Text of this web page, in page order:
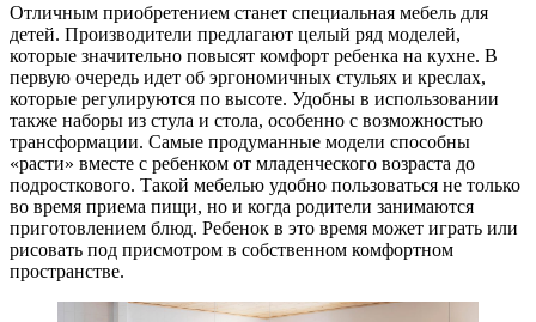
Отличным приобретением станет специальная мебель для
детей. Производители предлагают целый ряд моделей,
которые значительно повысят комфорт ребенка на кухне. В
первую очередь идет об эргономичных стульях и креслах,
которые регулируются по высоте. Удобны в использовании
также наборы из стула и стола, особенно с возможностью
трансформации. Самые продуманные модели способны
«расти» вместе с ребенком от младенческого возраста до
подросткового. Такой мебелью удобно пользоваться не только
во время приема пищи, но и когда родители занимаются
приготовлением блюд. Ребенок в это время может играть или
рисовать под присмотром в собственном комфортном
пространстве.